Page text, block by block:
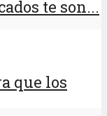
te son...
que los